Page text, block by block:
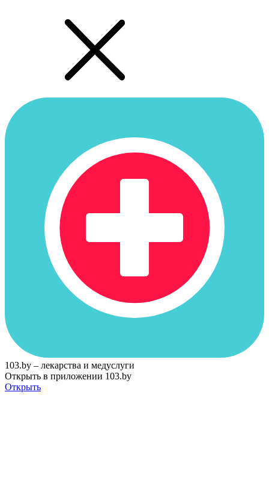
103.by – лекарства и медуслуги
Открыть в приложении 103.by
Открыть